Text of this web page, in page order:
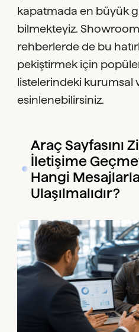
kapatmada en büyük
bilmekteyiz. Showroom
rehberlerde de bu
pekiştirmek için
listelerindeki kurumsal
esinlenebilirsiniz.
Araç Sayfasını
İletişime
Hangi
Ulaşılmalıdır?